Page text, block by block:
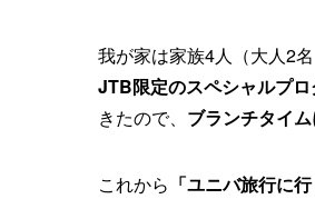
我が家は家族4人（大人2
JTB限定のスペシャルプロ
きたので、 ブランチタイ
これから 「ユニバ旅行に